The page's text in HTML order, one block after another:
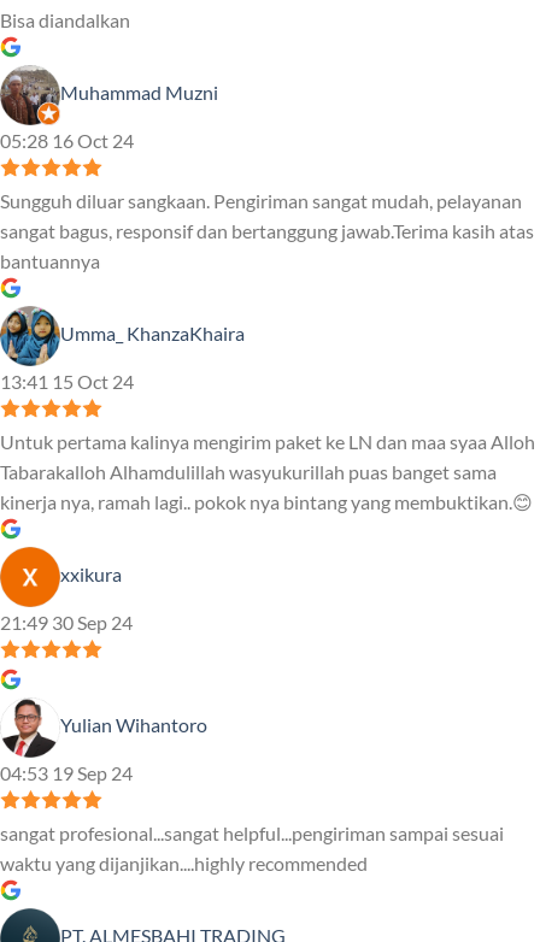
Bisa diandalkan
Muhammad Muzni
05:28 16 Oct 24
Sungguh diluar sangkaan. Pengiriman sangat mudah, pelayanan
sangat bagus, responsif dan bertanggung jawab.Terima kasih atas
bantuannya
Umma_ KhanzaKhaira
13:41 15 Oct 24
Untuk pertama kalinya mengirim paket ke LN dan maa syaa Alloh
Tabarakalloh Alhamdulillah wasyukurillah puas banget sama
kinerja nya, ramah lagi.. pokok nya bintang yang membuktikan.😊
xxikura
21:49 30 Sep 24
Yulian Wihantoro
04:53 19 Sep 24
sangat profesional...sangat helpful...pengiriman sampai sesuai
waktu yang dijanjikan....highly recommended
PT. ALMESBAHI TRADING